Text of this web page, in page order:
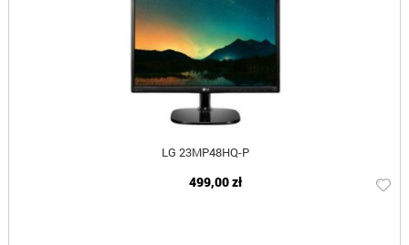
LG 23MP48HQ-P
499,00 zł